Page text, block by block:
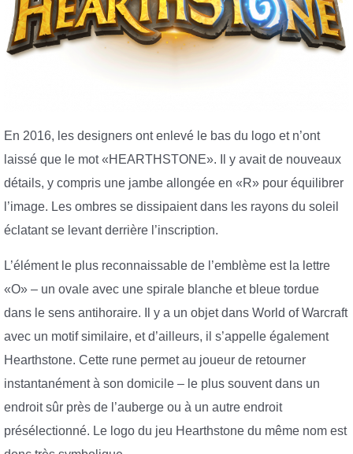
En 2016, les designers ont enlevé le bas du logo et n’ont
laissé que le mot «HEARTHSTONE». Il y avait de nouveaux
détails, y compris une jambe allongée en «R» pour équilibrer
l’image. Les ombres se dissipaient dans les rayons du soleil
éclatant se levant derrière l’inscription.
L’élément le plus reconnaissable de l’emblème est la lettre
«O» – un ovale avec une spirale blanche et bleue tordue
dans le sens antihoraire. Il y a un objet dans World of Warcraft
avec un motif similaire, et d’ailleurs, il s’appelle également
Hearthstone. Cette rune permet au joueur de retourner
instantanément à son domicile – le plus souvent dans un
endroit sûr près de l’auberge ou à un autre endroit
présélectionné. Le logo du jeu Hearthstone du même nom est